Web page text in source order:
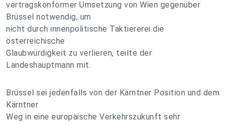
vertragskonformer Umsetzung von Wien gegenüber
Brüssel notwendig, um
nicht durch innenpolitische Taktiererei die
österreichische
Glaubwürdigkeit zu verlieren, teilte der
Landeshauptmann mit.
Brüssel sei jedenfalls von der Kärntner Position und dem
Kärntner
Weg in eine europäische Verkehrszukunft sehr